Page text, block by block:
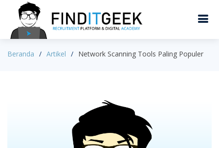
Beranda Artikel Network Scanning Tools Paling Populer